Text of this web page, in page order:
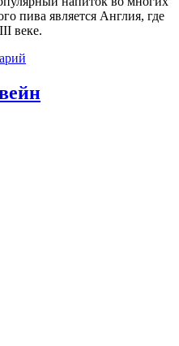
пива является Англия, где
веке.